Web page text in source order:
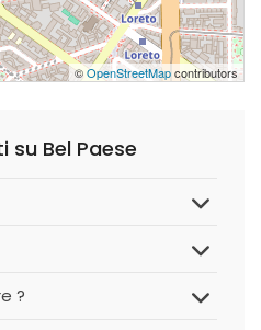
©OpenStreetMapcontributors
su Bel Paese
?